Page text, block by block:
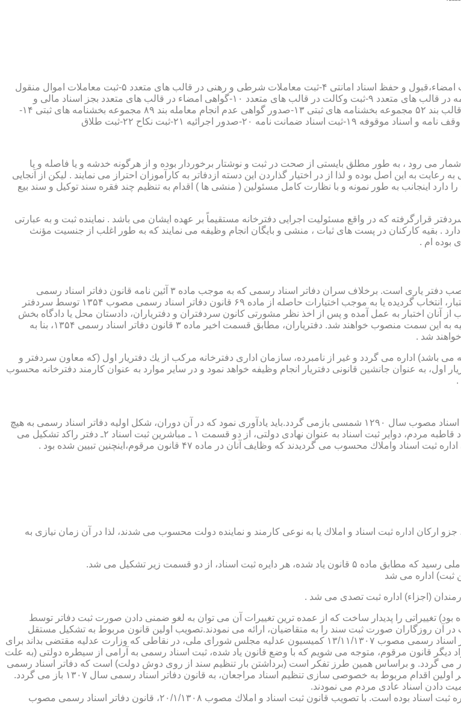
۱-ثبت اسناد مطابق مقررات قانونی ۲-ارائه مواد مصدق از اسناد ثبت شده ۳-تصدیق صحت امضاء،قبول و حفظ اسناد امانتی ۴-ثبت معاملات شرطی و رهنی در قالب های متعدد ۵-ثبت معاملات اموال منقول
۶-ثبت معاملات اموال غیر منقول ۷-ثبت وصیت در قالبهای عهدی و تکمیلی ۸-ثبت اقرارنامه در قالب های متعدد ۹-ثبت وکالت در قالب های متعدد ۱۰-گواهی امضاء در قالب های متعدد بجز اسناد مالی و
معاملاتی ۱۱-تصدیق کپی اسناد و اوراق مراجعین ۱۲-دریافت قبوض سپرده مستاجرین در قالب بند ۵۲ مجموعه بخشنامه های ثبتی ۱۳-صدور گواهی عدم انجام معامله بند ۸۹ مجموعه بخشنامه های ثبتی ۱۴-
شمار می رود ، به طور مطلق بایستی از صحت در ثبت و نوشتار برخوردار بوده و از هرگونه خدشه و یا فاصله و یا
به این اصل بوده و لذا از در اختیار گذاردن این دسته ازدفاتر به کارآموزان احتراز می نمایند . لیکن از آنجایی
دارد اینجانب به طور نمونه و با نظارت کامل مسئولین ( منشی ها ) اقدام به تنظیم چند فقره سند توکیل و سند بیع
سردفتر قرارگرفته که در واقع مسئولیت اجرایی دفترخانه مستقیماً بر عهده ایشان می باشد . نماینده ثبت و به عبارتی
. بقیه کارکنان در پست های ثبات ، منشی و بایگان انجام وظیفه می نمایند که به طور اغلب از جنسیت مؤنث
بوده ام .
یكی از مناصب بسیار مهم، خطیر و مورد بحث در حقوق مربوط به دفاتر اسناد رسمی، منصب دفتر یاری است. برخلاف سران دفاتر اسناد رسمی كه به موجب ماده ۳ آئین نامه قانون دفاتر اسناد رسمی
(اصلاحی ۲۷/۱۱/۱۳۶۰) به طور سراسری و عمومی، از طریق آگهی، امتحانات ورودی و اختبار، انتخاب گردیده یا به موجب اختیارات حاصله از ماده ۶۹ قانون دفاتر اسناد رسمی مصوب ۱۳۵۴ توسط سردفتر
آنان اختبار به عمل آمده و پس از اخذ نظر مشورتی كانون سردفتران و دفتریاران، دادستان محل یا دادگاه بخش
(حسب مورد) توسط سازمان ثبت اسناد و املاك كشور پیشنهاد و با ابلاغ ریاست قوه قضائیه به این سمت منصوب خواهند شد. دفتریاران، مطابق قسمت اخیر ماده ۳ قانون دفاتر اسناد رسمی ۱۳۵۴، بنا به
شد .
می باشد) اداره می گردد و غیر از نامبرده، سازمان اداری دفترخانه مركب از یك دفتریار اول (كه معاون سردفتر و
اول، به عنوان جانشین قانونی دفتریار انجام وظیفه خواهد نمود و در سایر موارد به عنوان كارمند دفترخانه محسوب
.
نطفه اولیه و ابتدایی شكل گیری مركزیتی جهت ثبت رسمی اسناد مراجعان، به قانون ثبت اسناد مصوب سال ۱۲۹۰ شمسی بازمی گردد.باید یادآوری نمود كه در آن دوران، شكل اولیه دفاتر اسناد رسمی به هیچ
عنوان جنبه استقلالی نداشته است. مطابق قانون یاد شده، به منظور رسمیت دادن به اسناد قاطبه مردم، دوایر ثبت اسناد به عنوان نهادی دولتی، از دو قسمت ۱ ـ مباشرین ثبت اسناد ۲ـ دفتر راكد تشكیل می
می گردیدند كه وظایف آنان در ماده ۴۷ قانون مرقوم،اینچنین تبیین شده بود .
اركان اداره ثبت اسناد و املاك یا به نوعی كارمند و نماینده دولت محسوب می شدند، لذا در آن زمان نیازی به
ثبت (آنچه كه در ماده ۴۷ قانون سابق مندرج شده بود) تغییراتی را پدیدار ساخت كه از عمده ترین تغییرات آن می توان به لغو ضمنی دادن صورت ثبت دفاتر توسط
آن روزگاران صورت ثبت سند را به متقاضیان، ارائه می نمودند.تصویب اولین قانون مربوط به تشكیل مستقل
دفترخانه های اسناد رسمی، به سال ۱۳۰۷ باز می گردد. مطابق ماده ۱ قانون تشكیل دفاتر اسناد رسمی مصوب ۱۳/۱۱/۱۳۰۷ كمیسیون عدلیه مجلس شورای ملی، در نقاطی كه وزارت عدلیه مقتضی بداند برای
دیگر قانون مرقوم، متوجه می شویم كه با وضع قانون یاد شده، ثبت اسناد رسمی به آرامی از سیطره دولتی (به علت
می گردد. و براساس همین طرز تفكر است (برداشتن بار تنظیم سند از روی دوش دولت) است كه دفاتر اسناد رسمی
شكل می گیرد، علی رغم اینكه صلاحیت دفاتر در آن زمان محلی بوده است. به عبارت دیگر اولین اقدام مربوط به خصوصی سازی تنظیم اسناد مراجعان، به قانون دفاتر اسناد رسمی سال ۱۳۰۷ باز می گردد.
دادن اسناد عادی مردم می نمودند.
در آن زمان، هر دفتر اسناد رسمی مركب از یك نفر صاحب دفتر و لااقل یك نفر نماینده اداره ثبت اسناد بوده است. با تصویب قانون ثبت اسناد و املاك مصوب ۲۰/۱/۱۳۰۸، قانون دفاتر اسناد رسمی مصوب